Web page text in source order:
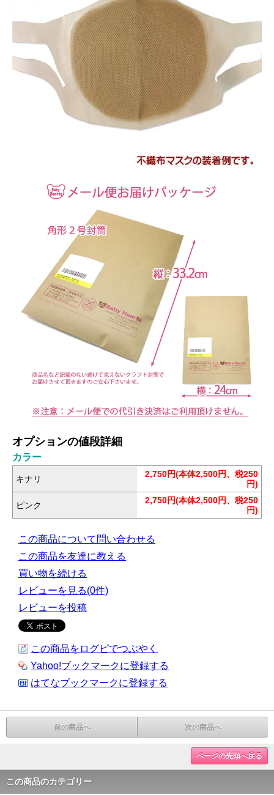
オプションの値段詳細
カラー
キナリ
2,750円(本体2,500円、税250
円)
ピンク
2,750円(本体2,500円、税250
円)
この商品について問い合わせる
この商品を友達に教える
買い物を続ける
レビューを見る(0件)
レビューを投稿
この商品をログピでつぶやく
Yahoo!ブックマークに登録する
はてなブックマークに登録する
前の商品へ 次の商品へ
ページの先頭へ戻る
この商品のカテゴリー